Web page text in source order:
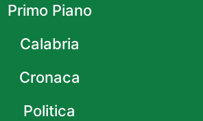
Primo Piano
Calabria
Cronaca
Politica